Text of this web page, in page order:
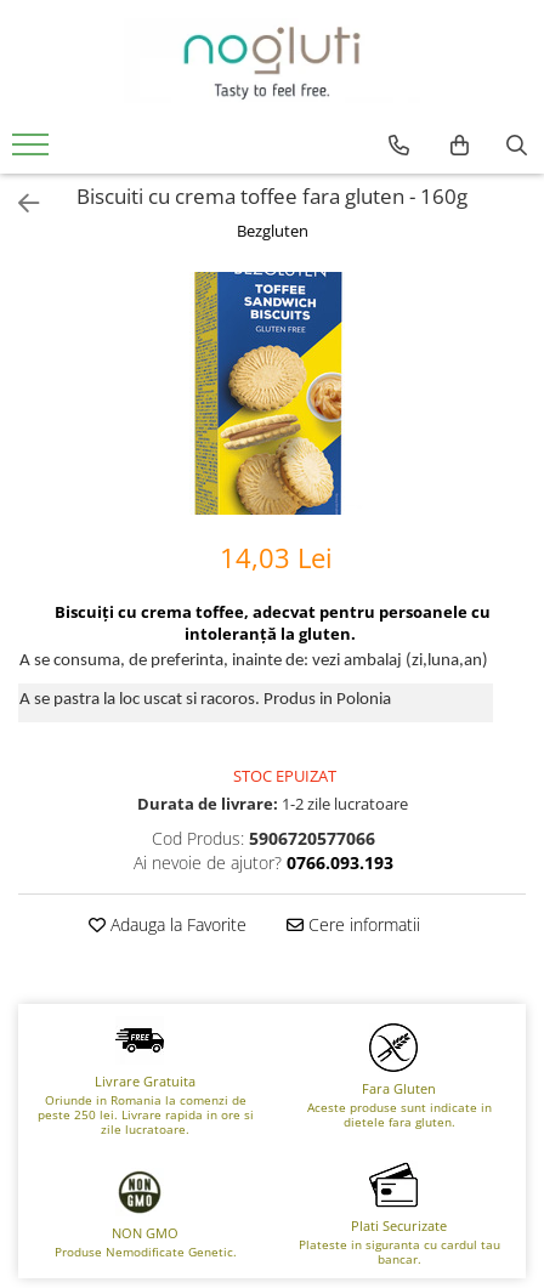
Biscuiti fara gluten
Cereale fara gluten
Faina fara gluten
Biscuiti cu crema toffee fara gluten - 160g
Bezgluten
14,03 Lei
Biscuiți cu crema toffee, adecvat pentru persoanele cu
intoleranță la gluten.
A se consuma, de preferinta, inainte de: vezi ambalaj (zi,luna,an)
A se pastra la loc uscat si racoros. Produs in Polonia
STOC EPUIZAT
Durata de livrare: 1-2 zile lucratoare
Cod Produs: 5906720577066
Ai nevoie de ajutor? 0766.093.193
Adauga la Favorite Cere informatii
Livrare Gratuita
Oriunde in Romania la comenzi de
peste 250 lei. Livrare rapida in ore si
zile lucratoare.
Fara Gluten
Aceste produse sunt indicate in
dietele fara gluten.
NON GMO
Produse Nemodificate Genetic.
Plati Securizate
Plateste in siguranta cu cardul tau
bancar.